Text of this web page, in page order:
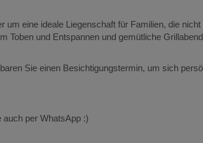
um eine ideale Liegenschaft für Familien, die
Toben und Entspannen und gemütliche
Sie einen Besichtigungstermin, um sich
auch per WhatsApp :)